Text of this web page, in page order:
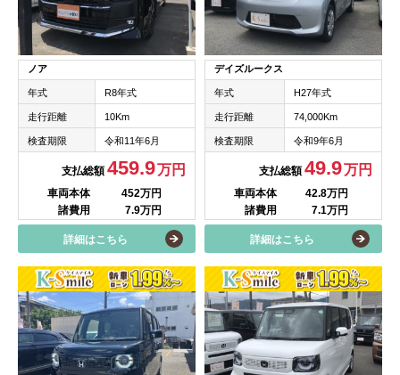
ノア
年式 R8年式
走行距離 10Km
検査期限 令和11年6月
支払総額459.9万円
車両本体
452万円
諸費用
7.9万円
詳細はこちら
デイズルークス
年式 H27年式
走行距離 74,000Km
検査期限 令和9年6月
支払総額49.9万円
車両本体
42.8万円
諸費用
7.1万円
詳細はこちら